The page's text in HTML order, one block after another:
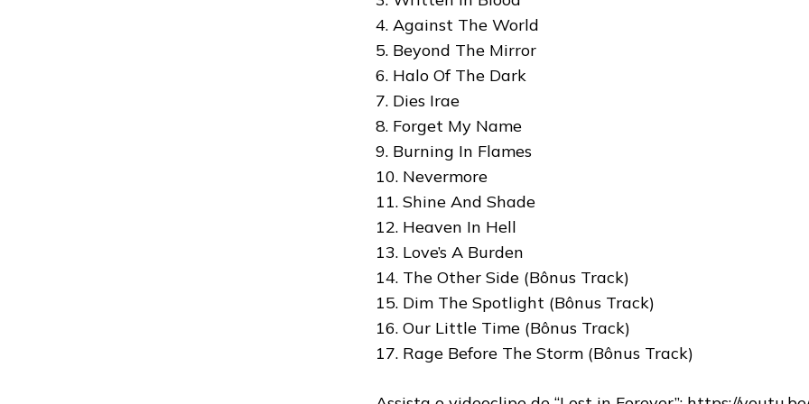
4. Against The World
5. Beyond The Mirror
6. Halo Of The Dark
7. Dies Irae
8. Forget My Name
9. Burning In Flames
10. Nevermore
11. Shine And Shade
12. Heaven In Hell
13. Love’s A Burden
14. The Other Side (Bônus Track)
15. Dim The Spotlight (Bônus Track)
16. Our Little Time (Bônus Track)
17. Rage Before The Storm (Bônus Track)